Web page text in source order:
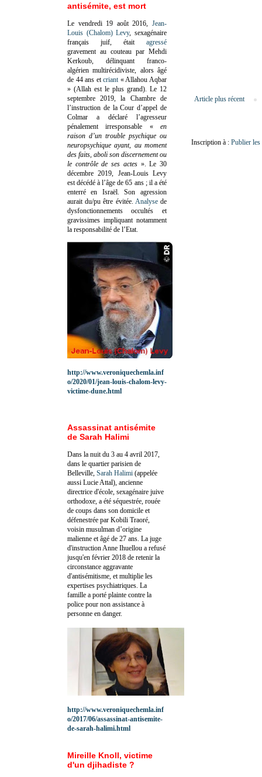
Article plus récent
Inscription à : Publier
antisémite, est mort
Le vendredi 19 août 2016, Jean-
Louis (Chalom) Levy, sexagénaire
français juif, était agressé
gravement au couteau par Mehdi
Kerkoub, délinquant franco-
algérien multirécidiviste, alors âgé
de 44 ans etcriant « Allahou Aqbar
» (Allah est le plus grand). Le 12
septembre 2019, la Chambre de
l’instruction de la Cour d’appel de
Colmar a déclaré l’agresseur
pénalement irresponsable «en
raison d’un trouble psychique ou
neuropsychique ayant, au moment
des faits, aboli son discernement ou
le contrôle de ses actes». Le 30
décembre 2019, Jean-Louis Levy
est décédé à l’âge de 65 ans ; il a été
enterré en Israël. Son agression
aurait du/pu être évitée. Analysede
dysfonctionnements occultés et
gravissimes impliquant notamment
la responsabilité de l’Etat.
http://www.veroniquechemla.inf
o/2020/01/jean-louis-chalom-levy-
victime-dune.html
Assassinat antisémite
de Sarah Halimi
Dans la nuit du 3 au 4 avril 2017,
dans le quartier parisien de
Belleville, Sarah Halimi (appelée
aussi Lucie Attal), ancienne
directrice d'école, sexagénaire juive
orthodoxe, a été séquestrée, rouée
de coups dans son domicile et
défenestrée par Kobili Traoré,
voisin musulman d’origine
malienne et âgé de 27 ans. La juge
d'instruction Anne Ihuellou a refusé
jusqu'en février 2018 de retenir la
circonstance aggravante
d'antisémitisme, et multiplie les
expertises psychiatriques. La
famille a porté plainte contre la
police pour non assistance à
personne en danger.
http://www.veroniquechemla.inf
o/2017/06/assassinat-antisemite-
de-sarah-halimi.html
Mireille Knoll, victime
d'un djihadiste ?